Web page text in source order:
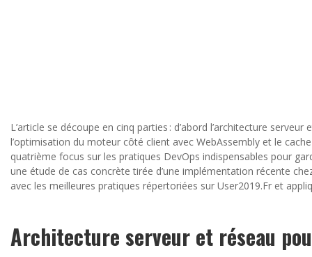
L’article se découpe en cinq parties : d’abord l’architecture
l’optimisation du moteur côté client avec WebAssembly et le
quatrième focus sur les pratiques DevOps indispensables pour
une étude de cas concrète tirée d’une implémentation récente
avec les meilleures pratiques répertoriées sur User2019.Fr et
Architecture serveur et réseau